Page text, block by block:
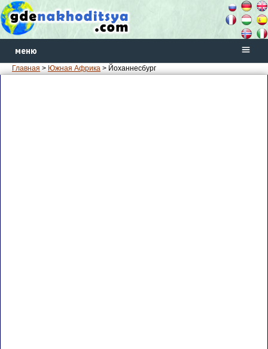
меню
Главная > Южная Африка > Йоханнесбург